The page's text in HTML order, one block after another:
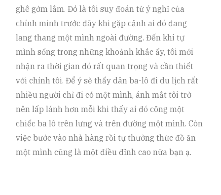
ghê gớm lắm. Đó là tôi suy đoán từ ý nghĩ của
chính mình trước đây khi gặp cảnh ai đó đang
lang thang một mình ngoài đường. Đến khi tự
mình sống trong những khoảnh khắc ấy, tôi mới
nhận ra thời gian đó rất quan trọng và cần thiết
với chính tôi. Để ý sẽ thấy dân ba-lô đi du lịch rất
nhiều người chỉ đi có một mình, ánh mắt tôi trở
nên lấp lánh hơn mỗi khi thấy ai đó cõng một
chiếc ba lô trên lưng và trên đường một mình. Còn
việc bước vào nhà hàng rồi tự thưởng thức đồ ăn
một mình cũng là một điều đỉnh cao nữa bạn ạ.